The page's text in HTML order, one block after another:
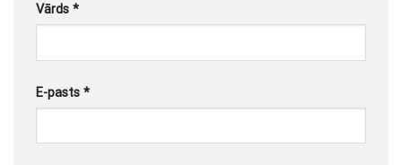
Vārds *
E-pasts *